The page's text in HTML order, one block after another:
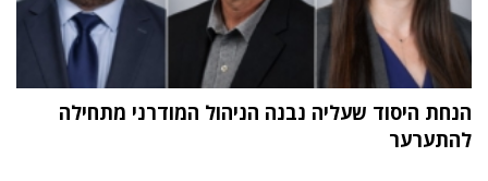
הנחת היסוד שעליה נבנה הניהול המודרני מתחילה
להתערער